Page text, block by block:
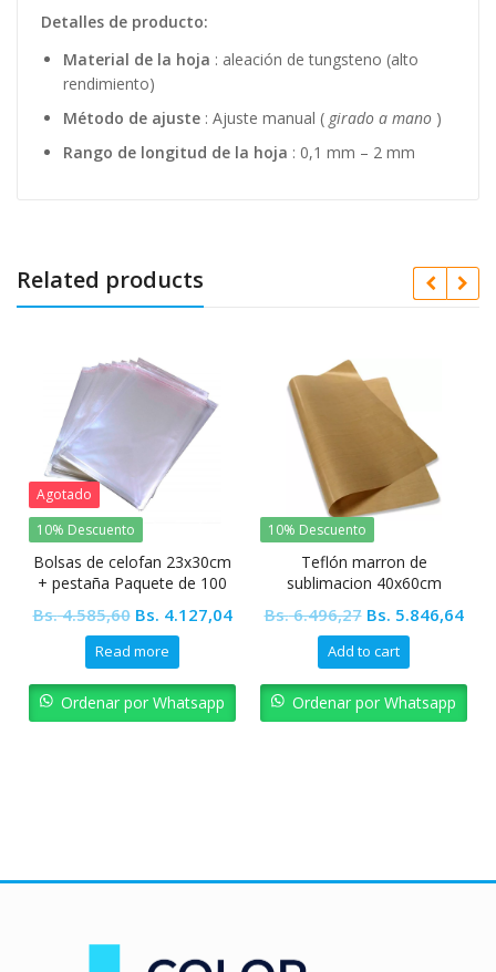
Detalles de producto:
Material de la hoja : aleación de tungsteno (alto
rendimiento)
Método de ajuste : Ajuste manual ( girado a mano )
Rango de longitud de la hoja : 0,1 mm – 2 mm
Related products
Agotado
10% Descuento
de celofan 23x30cm
+ pestaña Paquete de 100
4.585,60Original
price
was:
Bs. 4.585,60.
Bs.4.127,04Current
Bs. 4.127,04.
Read more
Ordenar por Whatsapp
10% Descuento
Teflón marron de
sublimacion 40x60cm
Bs. 6.496,27Original
price
was:
Bs. 6.496,27.
Bs.5.846,64Current
Bs.
Add to cart
Ordenar por Whatsapp